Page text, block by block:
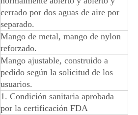
cerrado por dos aguas de aire por
separado.
Mango de metal, mango de nylon
reforzado.
Mango ajustable, construido a
pedido según la solicitud de los
usuarios.
1. Condición sanitaria aprobada
por la certificación FDA